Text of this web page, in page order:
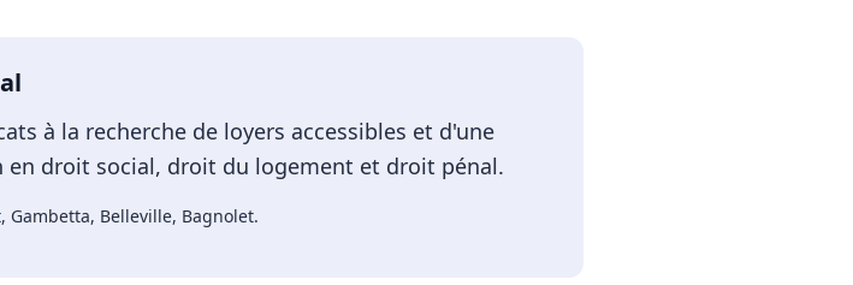
à la recherche de loyers accessibles et d'une
en droit social, droit du logement et droit pénal.
Gambetta, Belleville, Bagnolet.